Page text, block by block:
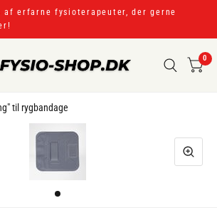
af erfarne fysioterapeuter, der gerne
0
til rygbandage